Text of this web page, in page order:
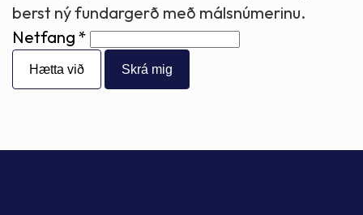
berst ný fundargerð með málsnúmerinu.
Netfang
Hætta við